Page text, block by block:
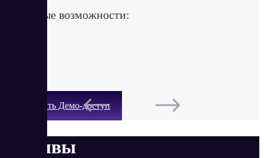
Ключевые возможности:
Получить Демо-доступ
Отзывы